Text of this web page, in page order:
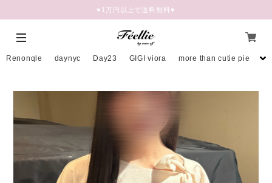
♥︎1万円以上で送料無料♥
Renonqle daynyc Day23 GIGI viora more than cutie pie